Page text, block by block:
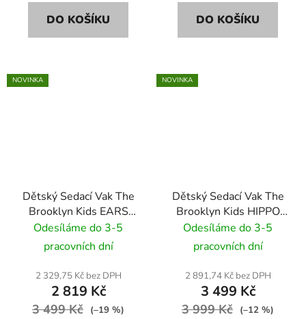
DO KOŠÍKU DO KOŠÍKU
NOVINKA
Dětský Sedací Vak The
Brooklyn Kids EARS
VELVET BR-9699
modrý
Odesíláme do 3-5
pracovních dní
2 329,75 Kč bez DPH
2 819 Kč
3 499 Kč (–19 %)
NOVINKA
Dětský Sedací Vak The
Brooklyn Kids HIPPO
SOFT BR-9684 šedá
Odesíláme do 3-5
pracovních dní
2 891,74 Kč bez DPH
3 499 Kč
3 999 Kč (–12 %)